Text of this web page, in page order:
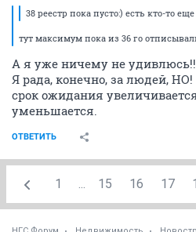
38 реестр пока пусто:) есть кто-то еще
тут максимум пока из 36 го
А я уже ничему не
Я рада, конечно, за людей,
срок ожидания
уменьшается.
ОТВЕТИТЬ
1 ... 15 16 17